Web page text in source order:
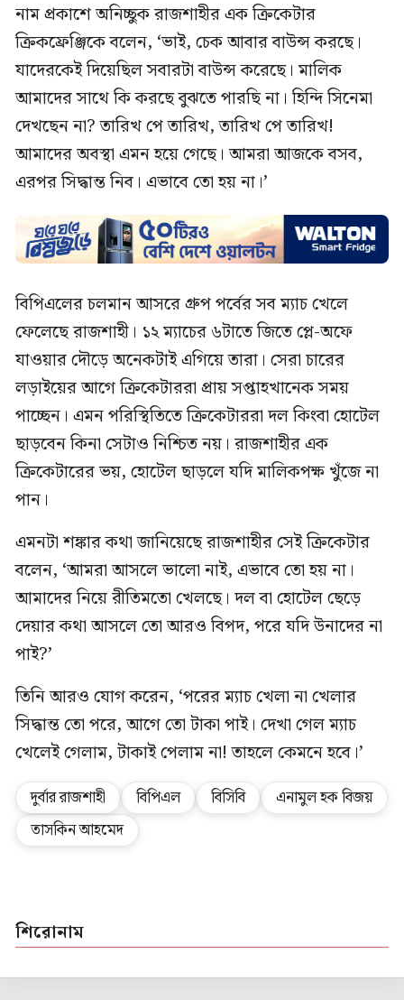
নাম প্রকাশে অনিচ্ছুক রাজশাহীর এক ক্রিকেটার
ক্রিকফ্রেঞ্জিকে বলেন, ‘ভাই, চেক আবার বাউন্স করছে।
যাদেরকেই দিয়েছিল সবারটা বাউন্স করেছে। মালিক
আমাদের সাথে কি করছে বুঝতে পারছি না। হিন্দি সিনেমা
দেখছেন না? তারিখ পে তারিখ, তারিখ পে তারিখ!
আমাদের অবস্থা এমন হয়ে গেছে। আমরা আজকে বসব,
এরপর সিদ্ধান্ত নিব। এভাবে তো হয় না।’
বিপিএলের চলমান আসরে গ্রুপ পর্বের সব ম্যাচ খেলে
ফেলেছে রাজশাহী। ১২ ম্যাচের ৬টাতে জিতে প্লে-অফে
যাওয়ার দৌড়ে অনেকটাই এগিয়ে তারা। সেরা চারের
লড়াইয়ের আগে ক্রিকেটাররা প্রায় সপ্তাহখানেক সময়
পাচ্ছেন। এমন পরিস্থিতিতে ক্রিকেটাররা দল কিংবা হোটেল
ছাড়বেন কিনা সেটাও নিশ্চিত নয়। রাজশাহীর এক
ক্রিকেটারের ভয়, হোটেল ছাড়লে যদি মালিকপক্ষ খুঁজে না
পান।
এমনটা শঙ্কার কথা জানিয়েছে রাজশাহীর সেই ক্রিকেটার
বলেন, ‘আমরা আসলে ভালো নাই, এভাবে তো হয় না।
আমাদের নিয়ে রীতিমতো খেলছে। দল বা হোটেল ছেড়ে
দেয়ার কথা আসলে তো আরও বিপদ, পরে যদি উনাদের না
পাই?’
তিনি আরও যোগ করেন, ‘পরের ম্যাচ খেলা না খেলার
সিদ্ধান্ত তো পরে, আগে তো টাকা পাই। দেখা গেল ম্যাচ
খেলেই গেলাম, টাকাই পেলাম না! তাহলে কেমনে হবে।’
দুর্বার রাজশাহী বিপিএল বিসিবি
এনামুল হক বিজয়
তাসকিন আহমেদ
শিরোনাম